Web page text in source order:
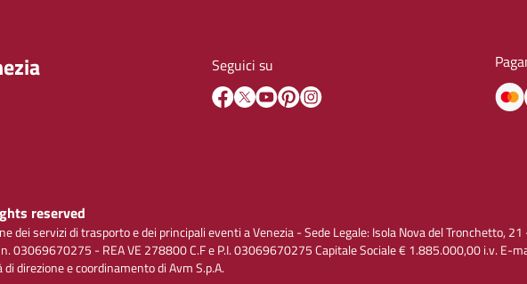
Seguici su
reserved
dei servizi di trasporto e dei principali eventi a Venezia - Sede Legale: Isola Nova del Tronchetto,
03069670275 - REA VE 278800 C.F e P.I. 03069670275 Capitale Sociale € 1.885.000,00 i.v. E-
direzione e coordinamento di Avm S.p.A.